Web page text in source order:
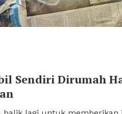
Sendiri Dirumah